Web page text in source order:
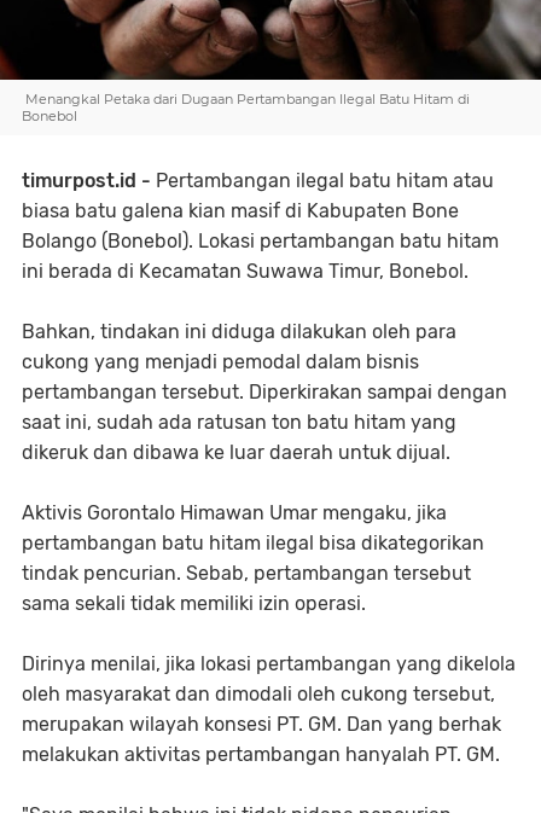
Menangkal Petaka dari Dugaan Pertambangan Ilegal Batu Hitam di
Bonebol
timurpost.id - Pertambangan ilegal batu hitam atau
biasa batu galena kian masif di Kabupaten Bone
Bolango (Bonebol). Lokasi pertambangan batu hitam
ini berada di Kecamatan Suwawa Timur, Bonebol.
Bahkan, tindakan ini diduga dilakukan oleh para
cukong yang menjadi pemodal dalam bisnis
pertambangan tersebut. Diperkirakan sampai dengan
saat ini, sudah ada ratusan ton batu hitam yang
dikeruk dan dibawa ke luar daerah untuk dijual.
Aktivis Gorontalo Himawan Umar mengaku, jika
pertambangan batu hitam ilegal bisa dikategorikan
tindak pencurian. Sebab, pertambangan tersebut
sama sekali tidak memiliki izin operasi.
Dirinya menilai, jika lokasi pertambangan yang dikelola
oleh masyarakat dan dimodali oleh cukong tersebut,
merupakan wilayah konsesi PT. GM. Dan yang berhak
melakukan aktivitas pertambangan hanyalah PT. GM.